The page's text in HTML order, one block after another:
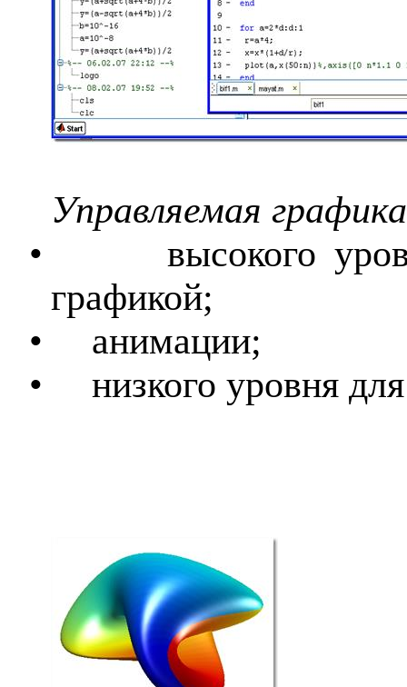
Управляемая
•
высокого
графикой;
•
анимации;
•
низкого уровня